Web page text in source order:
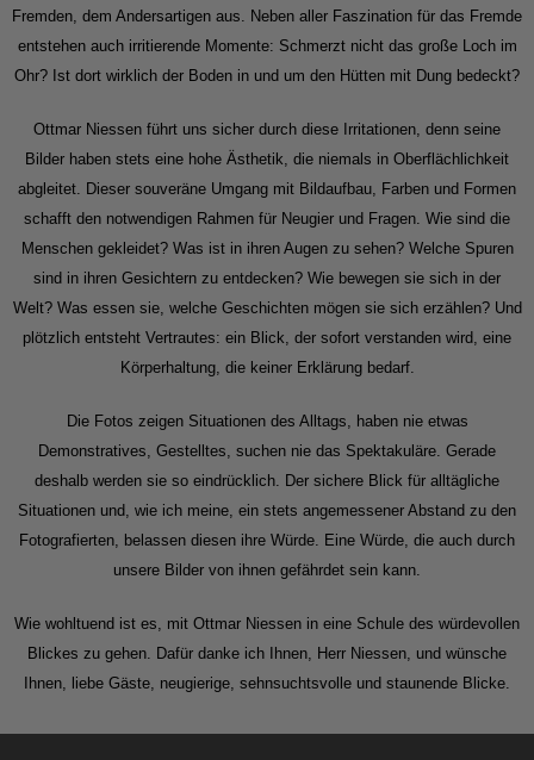
Fremden, dem Andersartigen aus. Neben aller Faszination für das Fremde
entstehen auch irritierende Momente: Schmerzt nicht das große Loch im
Ohr? Ist dort wirklich der Boden in und um den Hütten mit Dung bedeckt?
Ottmar Niessen führt uns sicher durch diese Irritationen, denn seine
Bilder haben stets eine hohe Ästhetik, die niemals in Oberflächlichkeit
abgleitet. Dieser souveräne Umgang mit Bildaufbau, Farben und Formen
schafft den notwendigen Rahmen für Neugier und Fragen. Wie sind die
Menschen gekleidet? Was ist in ihren Augen zu sehen? Welche Spuren
sind in ihren Gesichtern zu entdecken? Wie bewegen sie sich in der
Welt? Was essen sie, welche Geschichten mögen sie sich erzählen? Und
plötzlich entsteht Vertrautes: ein Blick, der sofort verstanden wird, eine
Körperhaltung, die keiner Erklärung bedarf.
Die Fotos zeigen Situationen des Alltags, haben nie etwas
Demonstratives, Gestelltes, suchen nie das Spektakuläre. Gerade
deshalb werden sie so eindrücklich. Der sichere Blick für alltägliche
Situationen und, wie ich meine, ein stets angemessener Abstand zu den
Fotografierten, belassen diesen ihre Würde. Eine Würde, die auch durch
unsere Bilder von ihnen gefährdet sein kann.
Wie wohltuend ist es, mit Ottmar Niessen in eine Schule des würdevollen
Blickes zu gehen. Dafür danke ich Ihnen, Herr Niessen, und wünsche
Ihnen, liebe Gäste, neugierige, sehnsuchtsvolle und staunende Blicke.